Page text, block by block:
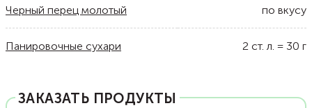
Черный перец молотый по вкусу
Панировочные сухари 2 ст. л. = 30 г
ЗАКАЗАТЬ ПРОДУКТЫ